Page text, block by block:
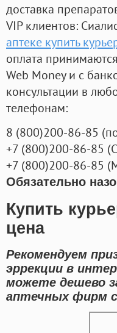
доставка
VIP клиентов:
аптеке купить
оплата
Web Money и с
консультации в
телефонам:
8 (800)200-86-85 (
+7 (800)200-86-85 (
+7 (800)200-86-85 (
Обязательно
Купить
цена
Рекомендуем
эррекции в
можете дешево
аптечных фирм с